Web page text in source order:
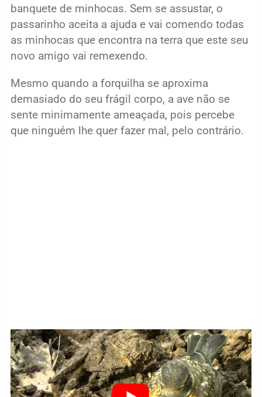
banquete de minhocas. Sem se assustar, o
passarinho aceita a ajuda e vai comendo todas
as minhocas que encontra na terra que este seu
novo amigo vai remexendo.
Mesmo quando a forquilha se aproxima
demasiado do seu frágil corpo, a ave não se
sente minimamente ameaçada, pois percebe
que ninguém lhe quer fazer mal, pelo contrário.